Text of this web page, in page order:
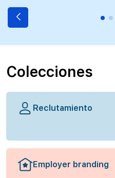
Colecciones
Reclutamiento
Employer branding